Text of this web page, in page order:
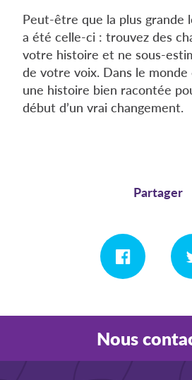
Peut-être que la plus grande
a été celle-ci : trouvez des
votre histoire et ne sous-
de votre voix. Dans le
une histoire bien racontée
début d’un vrai changement.
Partager
Nous